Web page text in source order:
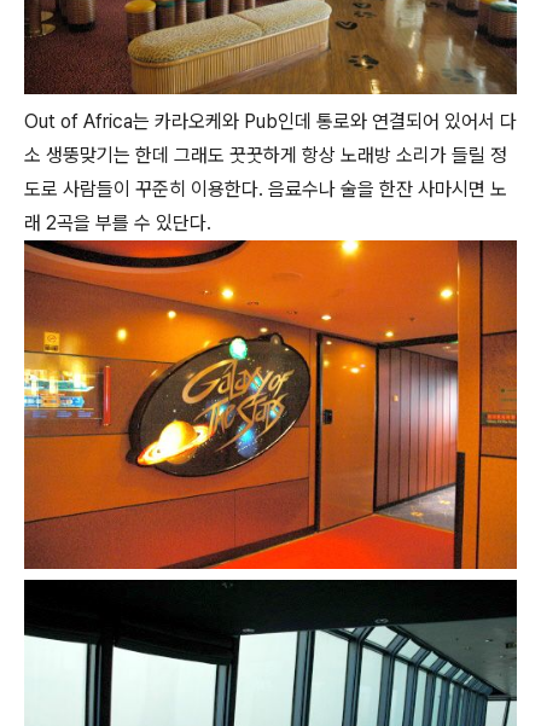
Out of Africa는 카라오케와 Pub인데 통로와 연결되어 있어서 다
소 생뚱맞기는 한데 그래도 꿋꿋하게 항상 노래방 소리가 들릴 정
도로 사람들이 꾸준히 이용한다. 음료수나 술을 한잔 사마시면 노
래 2곡을 부를 수 있단다.